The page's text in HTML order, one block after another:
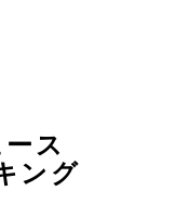
ス
ング